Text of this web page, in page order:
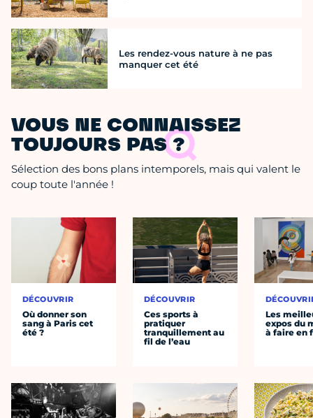
Les rendez-vous nature à ne pas
manquer cet été
VOUS NE CONNAISSEZ
TOUJOURS PAS ?
Sélection des bons plans intemporels, mais qui valent le
coup toute l'année !
DÉCOUVRIR
Où donner son
sang à Paris cet
été ?
DÉCOUVRIR
Ces sports à
pratiquer
tranquillement au
fil de l’eau
Les
expos du
à faire en